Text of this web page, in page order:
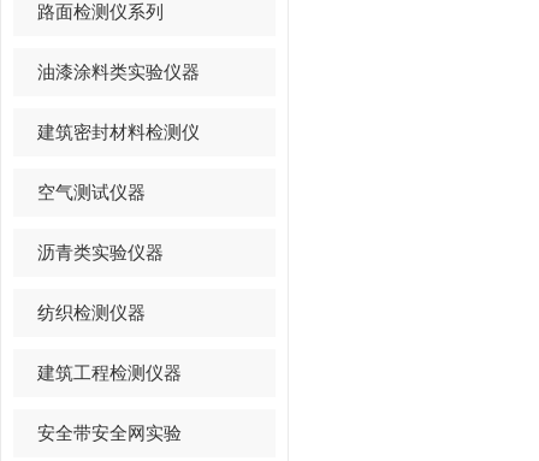
路面检测仪系列
油漆涂料类实验仪器
建筑密封材料检测仪
空气测试仪器
沥青类实验仪器
纺织检测仪器
建筑工程检测仪器
安全带安全网实验